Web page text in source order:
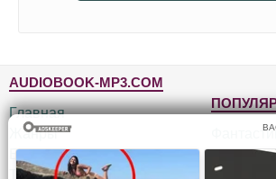
AUDIOBOOK-MP3.COM
Главная
Жанры
Блог
Топ-100
Для детей